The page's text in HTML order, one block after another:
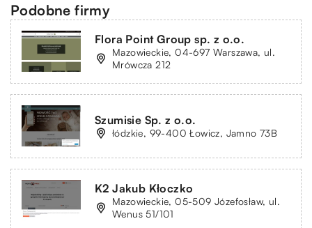
Podobne firmy
Flora Point Group sp. z o.o.
Mazowieckie, 04-697 Warszawa, ul.
Mrówcza 212
Szumisie Sp. z o.o.
łódzkie, 99-400 Łowicz, Jamno 73B
K2 Jakub Kłoczko
Mazowieckie, 05-509 Józefosław, ul.
Wenus 51/101